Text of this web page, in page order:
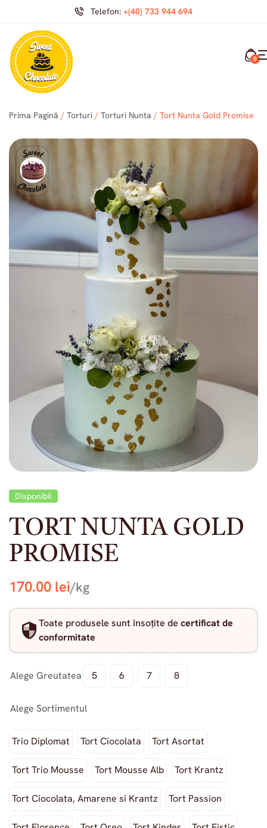
Telefon: +(40) 733 944 694
0
Prima Pagină / Torturi / Torturi Nunta / Tort Nunta Gold Promise
Disponibil
TORT NUNTA GOLD
PROMISE
170.00 lei/kg
Toate produsele sunt însoțite de certificat de
conformitate
Alege Greutatea 5 6 7 8
Alege Sortimentul
Trio Diplomat Tort Ciocolata Tort Asortat
Tort Trio Mousse Tort Mousse Alb Tort Krantz
Tort Ciocolata, Amarene si Krantz Tort Passion